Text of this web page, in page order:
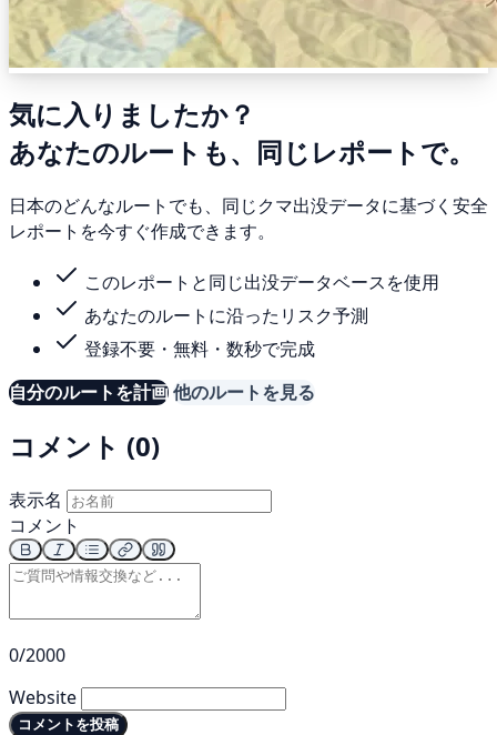
気に入りましたか？
あなたのルートも、同じレポートで。
日本のどんなルートでも、同じクマ出没データに基づく安全
レポートを今すぐ作成できます。
このレポートと同じ出没データベースを使用
あなたのルートに沿ったリスク予測
登録不要・無料・数秒で完成
自分のルートを計画他のルートを見る
コメント (0)
表示名
コメント
0/2000
Website
コメントを投稿